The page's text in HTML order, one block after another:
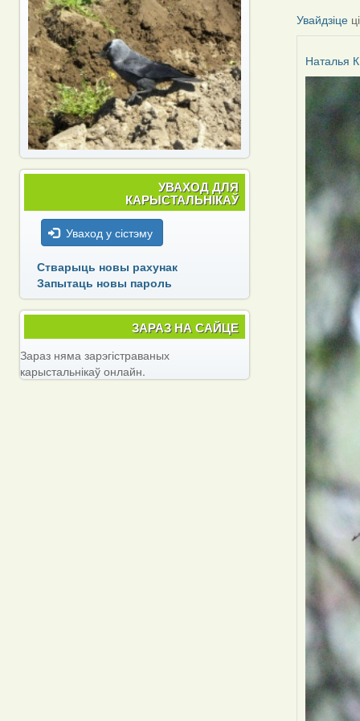
Увайдзіце
Наталья К
УВАХОД ДЛЯ
КАРЫСТАЛЬНІКАЎ
Уваход у сістэму
Стварыць новы рахунак
Запытаць новы пароль
ЗАРАЗ НА САЙЦЕ
Зараз няма зарэгістраваных
карыстальнікаў онлайн.